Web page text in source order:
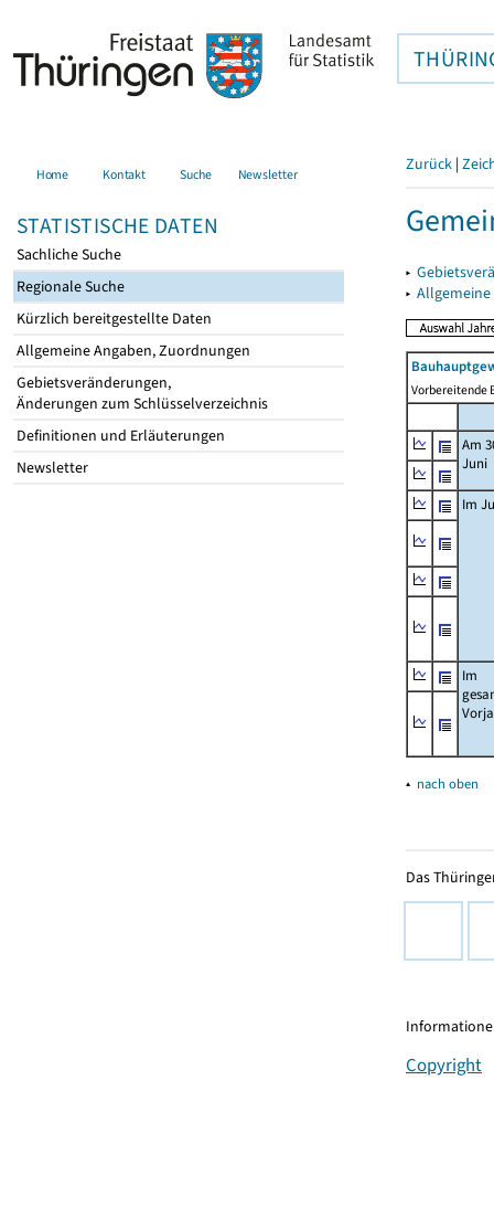
Home Kontakt Suche Newsletter
STATISTISCHE DATEN
Sachliche Suche
Regionale Suche
Kürzlich bereitgestellte Daten
Allgemeine Angaben, Zuordnungen
Gebietsveränderungen,
Änderungen zum Schlüsselverzeichnis
Definitionen und Erläuterungen
Newsletter
Zurück |
▸
▸
Vorbereitende
Am
Juni
Im
Im
▴ nach oben
Das
Copyright